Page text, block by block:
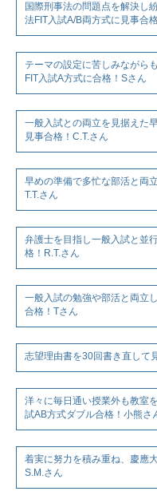
国際刑事法の問題点を解決し
法FIT入試A/B両方式に見事合
テーマの設定に苦しみながら
FIT入試A方式に合格！Sさん
一般入試との両立を見据えた
見事合格！C.T.さん
早めの準備で多忙な部活と両
T.T.さん
弁護士を目指し一般入試と並
格！R.T.さん
一般入試の勉強や部活と両立
合格！Tさん
志望理由書を30回書き直して
洋々に毎日通い授業外も教室
試AB方式ダブル合格！小熊さ
着実に努力を積み重ね、慶應
S.M.さん